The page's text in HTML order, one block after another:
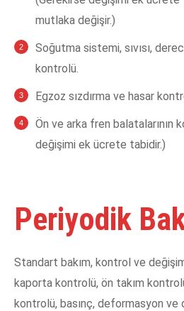
mutlaka değişir.)
Soğutma sistemi, sıvısı,
kontrolü.
Egzoz sızdırma ve hasar
Ön ve arka fren balatalarının
değişimi ek ücrete tabidir.)
Periyodik
Standart bakım, kontrol ve
kaporta kontrolü, ön takım
kontrolü, basınç, deformasyon ve